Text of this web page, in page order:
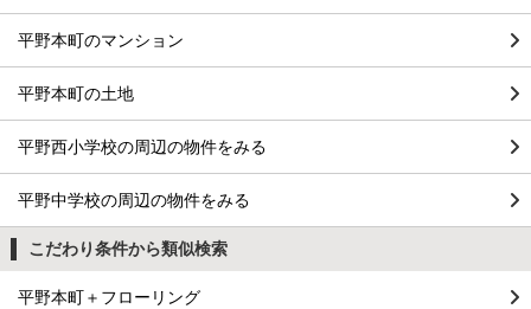
平野本町のマンション
平野本町の土地
平野西小学校の周辺の物件をみる
平野中学校の周辺の物件をみる
こだわり条件から類似検索
平野本町＋フローリング